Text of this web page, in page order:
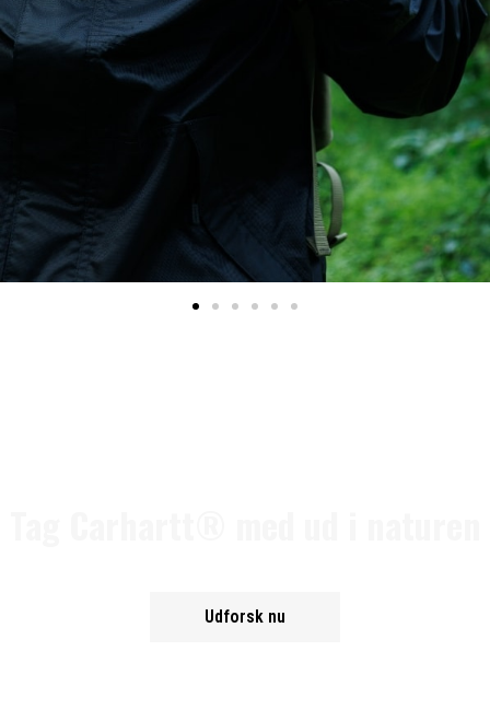
Udforsk nu